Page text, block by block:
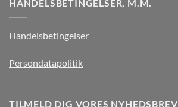
HANDELSBETINGELSER, M.M.
Handelsbetingelser
Persondatapolitik
TILMELD DIG VORES NYHEDSBREV